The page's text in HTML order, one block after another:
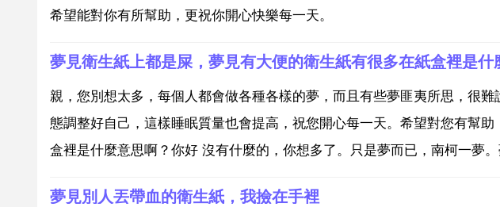
希望能對你有所幫助，更祝你開心快樂每一天。
夢見衛生紙上都是屎，夢見有大便的衛生紙有很多在紙盒裡是什
親，您別想太多，每個人都會做各種各樣的夢，而且有些夢匪夷所思，很
態調整好自己，這樣睡眠質量也會提高，祝您開心每一天。希望對您有幫
盒裡是什麼意思啊？你好 沒有什麼的，你想多了。只是夢而已，南柯一夢
夢見別人丟帶血的衛生紙，我撿在手裡